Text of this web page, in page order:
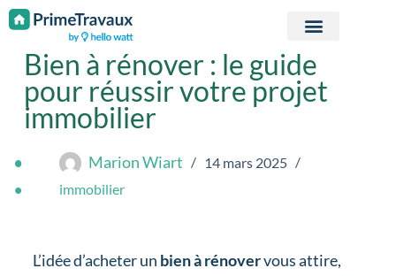
Passer au contenu
Bien à rénover : le guide
pour réussir votre projet
immobilier
Marion Wiart
14 mars 2025
immobilier
L’idée d’acheter un bien à rénovervous attire,